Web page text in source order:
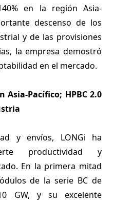
en la región Asia-
descenso de los
y de las provisiones
la empresa demostró
en el mercado.
Pacífico; HPBC 2.0
y envíos, LONGi ha
productividad y
En la primera mitad
de la serie BC de
GW, y su excelente